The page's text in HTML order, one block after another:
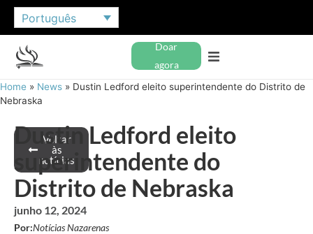
Português
Doar
agora
Home » News » Dustin Ledford eleito superintendente do Distrito de
Nebraska
Voltar
às
notícias
Dustin Ledford eleito
superintendente do
Distrito de Nebraska
junho 12, 2024
Por:Notícias Nazarenas